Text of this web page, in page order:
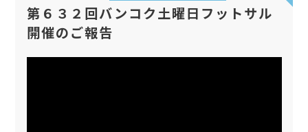
第６３２回バンコク土曜日フットサル
開催のご報告